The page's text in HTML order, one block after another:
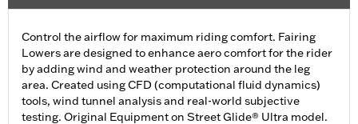
Control the airflow for maximum riding comfort. Fairing
Lowers are designed to enhance aero comfort for the rider
by adding wind and weather protection around the leg
area. Created using CFD (computational fluid dynamics)
tools, wind tunnel analysis and real-world subjective
testing. Original Equipment on Street Glide® Ultra model.